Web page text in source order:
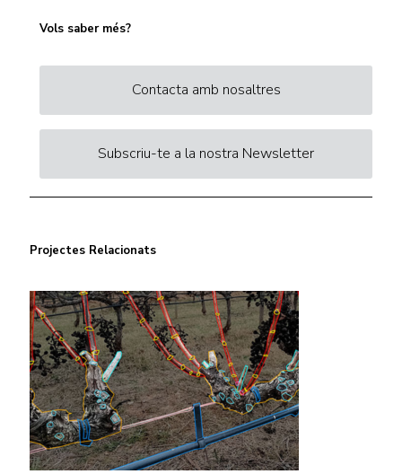
Vols saber més?
Contacta amb nosaltres
Subscriu-te a la nostra Newsletter
Projectes Relacionats